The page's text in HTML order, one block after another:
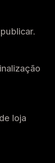
loja